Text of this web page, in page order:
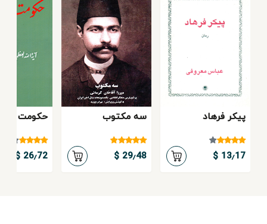
پیکر فرهاد
13٫17 $
سه مکتوب
29٫48 $
حکومت
26٫72 $